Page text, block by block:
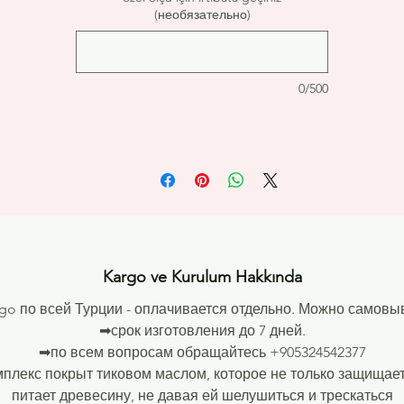
- нагрузка- спокойно 150 кг и больше
- от 1 года
- универсал для всей семьи!
- 3.5 см диаметр перекладин!
- диаметр перекладины - 3. 5 см!!!
(необязательно)
0/500
Kargo ve Kurulum Hakkında
по всей Турции - оплачивается отдельно. Можно
➡срок изготовления до 7 дней.
➡по всем вопросам обращайтесь +905324542377
покрыт тиковом маслом, которое не только
питает древесину, не давая ей шелушиться и трескаться